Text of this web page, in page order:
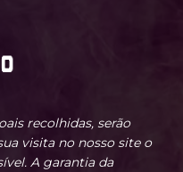
recolhidas, serão
visita no nosso site o
A garantia da